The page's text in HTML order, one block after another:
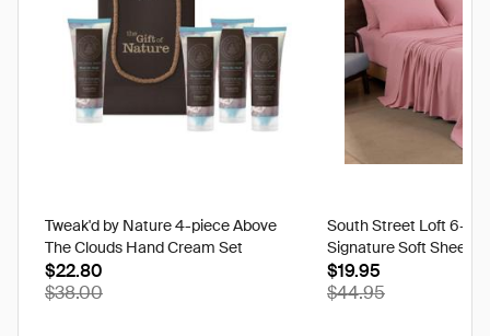
Tweak'd by Nature 4-piece Above
The Clouds Hand Cream Set
$22.80
$38.00
South Street Loft 6-
Signature Soft Sheet
$19.95
$44.95